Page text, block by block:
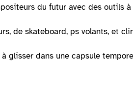
du futur avec des outils
de skateboard, ps volants, et
glisser dans une capsule